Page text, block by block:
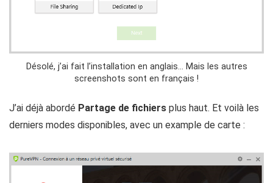
Désolé, j’ai fait l’installation en anglais… Mais les autres
screenshots sont en français !
J’ai déjà abordé Partage de fichiers plus haut. Et voilà les
derniers modes disponibles, avec un example de carte :